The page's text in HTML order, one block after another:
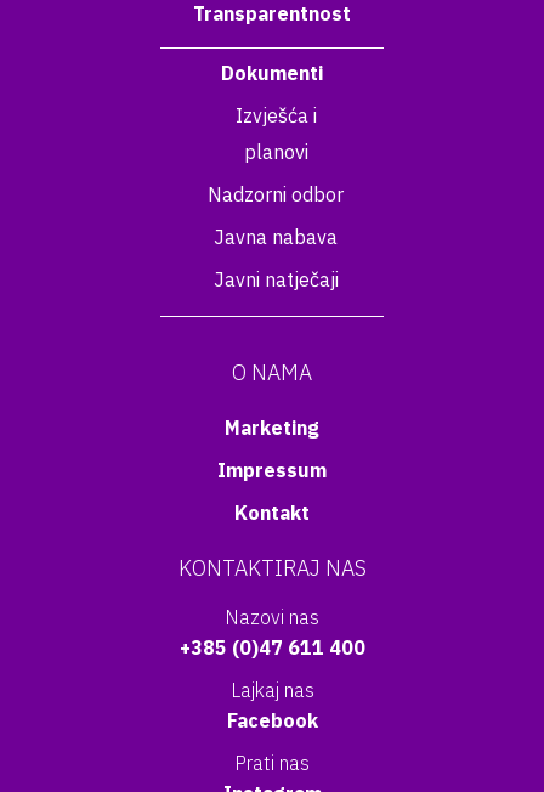
Transparentnost
Dokumenti
Izvješća i
planovi
Nadzorni odbor
Javna nabava
Javni natječaji
O NAMA
Marketing
Impressum
Kontakt
KONTAKTIRAJ NAS
Nazovi nas
+385 (0)47 611 400
Lajkaj nas
Facebook
Prati nas